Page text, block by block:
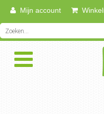
Mijn account